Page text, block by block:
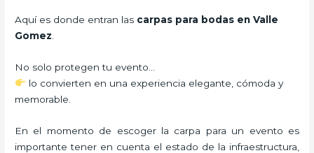
Aquí es donde entran las carpas para bodas en Valle
Gomez
No solo protegen tu evento…
lo convierten en una experiencia elegante, cómoda y
memorable.
En el momento de escoger la carpa para un evento es
importante tener en cuenta el estado de la infraestructura,